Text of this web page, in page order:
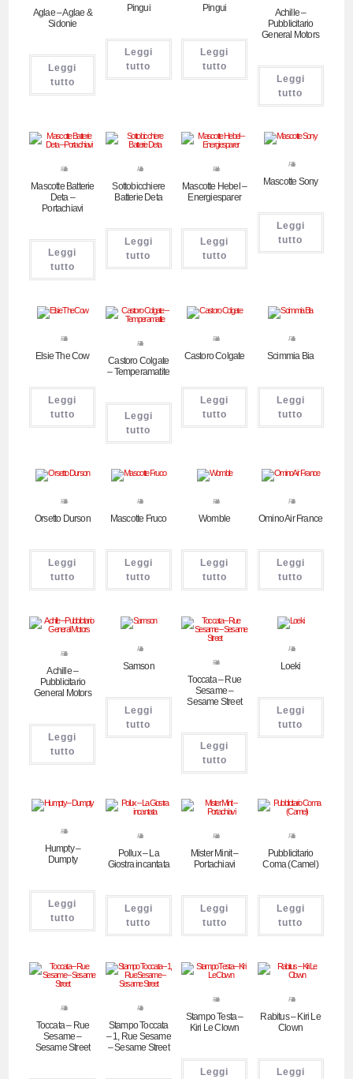
Aglae – Aglae &
Sidonie
Leggi
tutto
Pingui
Leggi
tutto
Pingui
Leggi
tutto
Achille –
Pubblicitario
General Motors
Leggi
tutto
Pubblicitari
Mascotte Batterie
Deta –
Portachiavi
Leggi
tutto
Pubblicitari
Sottobicchiere
Batterie Deta
Leggi
tutto
Pubblicitari
Mascotte Hebel –
Energiesparer
Leggi
tutto
Pubblicitari
Mascotte Sony
Leggi
tutto
Pubblicitari
Elsie The Cow
Leggi
tutto
Pubblicitari
Castoro Colgate
– Temperamatite
Leggi
tutto
Pubblicitari
Castoro Colgate
Leggi
tutto
Pubblicitari
Scimmia Bia
Leggi
tutto
Pubblicitari
Orsetto Durson
Leggi
tutto
Pubblicitari
Mascotte Fruco
Leggi
tutto
Pubblicitari
Womble
Leggi
tutto
Pubblicitari
Omino Air France
Leggi
tutto
Pubblicitari
Achille –
Pubblicitario
General Motors
Leggi
tutto
Pubblicitari
Samson
Leggi
tutto
Pubblicitari
Toccata – Rue
Sesame –
Sesame Street
Leggi
tutto
Pubblicitari
Loeki
Leggi
tutto
Pubblicitari
Humpty –
Dumpty
Leggi
tutto
Pubblicitari
Pollux – La
Giostra incantata
Leggi
tutto
Pubblicitari
Mister Minit –
Portachiavi
Leggi
tutto
Pubblicitari
Pubblicitario
Coma (Camel)
Leggi
tutto
Pubblicitari
Toccata – Rue
Sesame –
Sesame Street
Pubblicitari
Stampo Toccata
– 1, Rue Sesame
– Sesame Street
Pubblicitari
Stampo Testa –
Kiri Le Clown
Leggi
Pubblicitari
Rabitus – Kiri Le
Clown
Leggi